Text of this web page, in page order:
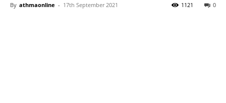
By athmaonline - 17th September 2021 0
1121